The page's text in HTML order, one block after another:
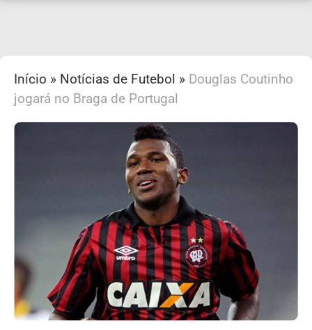
Início » Notícias de Futebol » Douglas Coutinho
jogará no Braga de Portugal